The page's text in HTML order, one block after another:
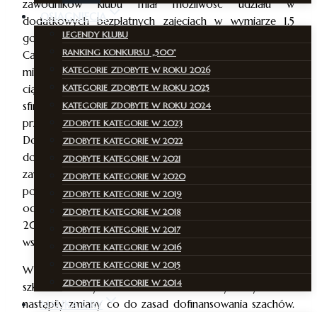
OSIĄGNIĘCIA
LEGENDY KLUBU
RANKING KONKURSU „500”
KATEGORIE ZDOBYTE W ROKU 2026
KATEGORIE ZDOBYTE W ROKU 2025
KATEGORIE ZDOBYTE W ROKU 2024
ZDOBYTE KATEGORIE W 2023
ZDOBYTE KATEGORIE W 2022
ZDOBYTE KATEGORIE W 2021
ZDOBYTE KATEGORIE W 2020
ZDOBYTE KATEGORIE W 2019
ZDOBYTE KATEGORIE W 2018
ZDOBYTE KATEGORIE W 2017
ZDOBYTE KATEGORIE W 2016
ZDOBYTE KATEGORIE W 2015
ZDOBYTE KATEGORIE W 2014
NAUKA GRY
zawodników klubu miał możliwość udziału w
dodatkowych bezpłatnych zajęciach w wymiarze 1.5
godzinytygodniowo prowadzonych przez instruktorów
Caissy. Zawodnicy średniozaawansowani i zaawansowani
mieli zapewnione 2 dodatkowe terminy po 1,5 godz. w
ciągu tygodnia. Dodatkowe zajęcia zostały
sfinansowane przez Urząd Miasta Warszawa, który
przydzielił klubowi dotacje w wymiarze 109778 zł.
Dodatkowe zajęcia w znaczący sposób przyczyniły się
do podniesienia poziomu zawodników Caissy: ok. 1/3
zawodników udało się podwyższyć w roku 2014
posiadaną kategorię szachową (zapraszamy do
odwiedzenia rubryki osiągnięcia/zdobyte kategorie w
2014 roku). Mamy nadzieję na dalsza pomyślną
współpracę z BSiR M. St.Warszawa.
W roku 2015 UKS Caissa Warszawa uzyskał dotacje na
szkolenie w wysokości 27667 zł. Niestety w tym roku
nastąpiły zmiany co do zasad dofinansowania szachów.